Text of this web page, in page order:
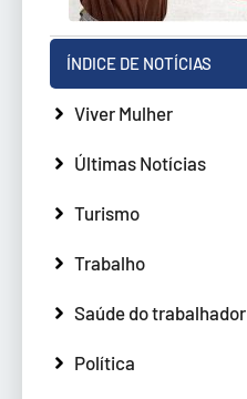
ÍNDICE DE NOTÍCIAS
Viver Mulher
Últimas Notícias
Turismo
Trabalho
Saúde do trabalhador
Política